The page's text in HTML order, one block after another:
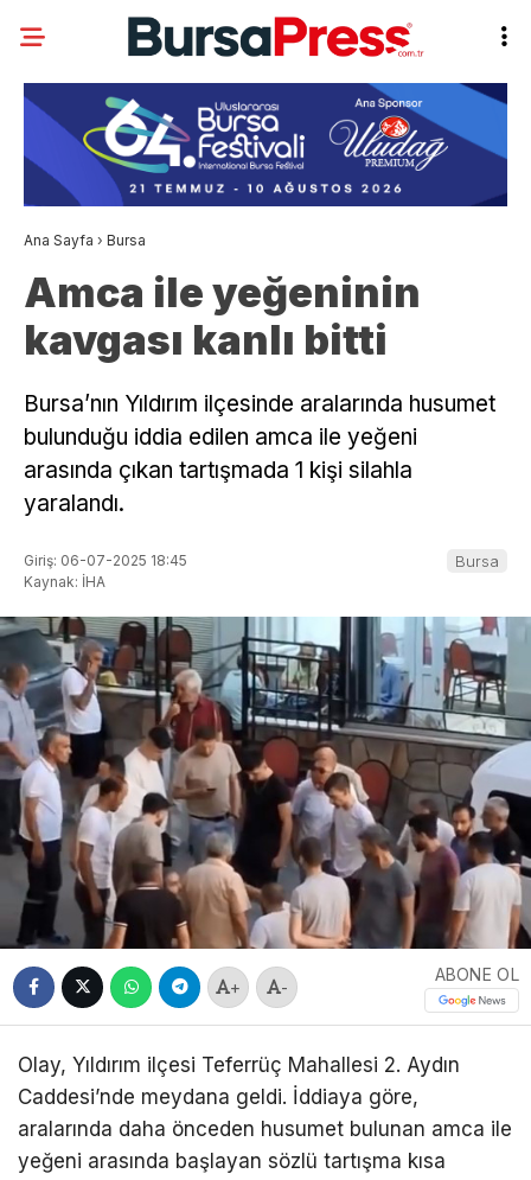
Ana Sayfa › Bursa
Amca ile yeğeninin
kavgası kanlı bitti
Bursa’nın Yıldırım ilçesinde aralarında husumet
bulunduğu iddia edilen amca ile yeğeni
arasında çıkan tartışmada 1 kişi silahla
yaralandı.
Giriş: 06-07-2025 18:45
Kaynak: İHA
Bursa
+ -
ABONE OL
Olay, Yıldırım ilçesi Teferrüç Mahallesi 2. Aydın
Caddesi’nde meydana geldi. İddiaya göre,
aralarında daha önceden husumet bulunan amca ile
yeğeni arasında başlayan sözlü tartışma kısa